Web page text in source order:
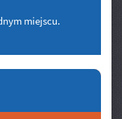
miejscu.